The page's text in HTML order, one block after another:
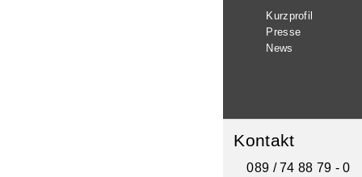
Kurzprofil
Presse
News
Kontakt
089 / 74 88 79 - 0